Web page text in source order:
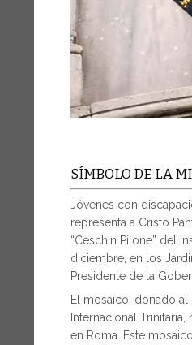
SÍMBOLO DE LA
Jóvenes con
representa a Cristo
“Ceschin Pilone” del
diciembre, en los
Presidente de la
El mosaico, donado al
Internacional
en Roma. Este